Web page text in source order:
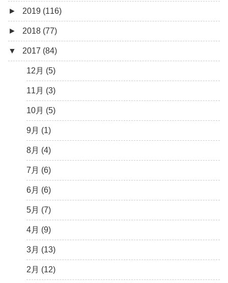
3月 (1)
6月 (5)
5月 (7)
4月 (9)
3月 (15)
2月 (6)
1月 (10)
9月 (4)
8月 (5)
7月 (5)
6月 (8)
5月 (13)
4月 (12)
3月 (13)
2月 (14)
1月 (7)
11月 (8)
10月 (1)
8月 (2)
7月 (4)
6月 (6)
5月 (5)
4月 (10)
3月 (5)
2月 (11)
1月 (10)
12月 (7)
11月 (10)
10月 (8)
9月 (5)
8月 (9)
7月 (8)
6月 (3)
5月 (10)
4月 (7)
3月 (8)
2月 (19)
1月 (10)
► 2019 (116)
12月 (9)
11月 (11)
10月 (9)
9月 (16)
8月 (9)
7月 (11)
6月 (5)
5月 (8)
4月 (12)
3月 (9)
2月 (8)
1月 (9)
► 2018 (77)
12月 (6)
11月 (4)
10月 (8)
9月 (12)
8月 (4)
7月 (7)
6月 (7)
5月 (7)
4月 (6)
3月 (6)
2月 (4)
1月 (6)
▼ 2017 (84)
12月 (5)
11月 (3)
10月 (5)
9月 (1)
8月 (4)
7月 (6)
6月 (6)
5月 (7)
4月 (9)
3月 (13)
2月 (12)